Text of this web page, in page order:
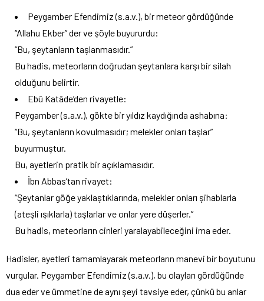
Peygamber Efendimiz (s.a.v.), bir meteor gördüğünde
“Allahu Ekber” der ve şöyle buyururdu:
“Bu, şeytanların taşlanmasıdır.”
Bu hadis, meteorların doğrudan şeytanlara karşı bir silah
olduğunu belirtir.
Ebû Katâde’den rivayetle:
Peygamber (s.a.v.), gökte bir yıldız kaydığında ashabına:
“Bu, şeytanların kovulmasıdır; melekler onları taşlar”
buyurmuştur.
Bu, ayetlerin pratik bir açıklamasıdır.
İbn Abbas’tan rivayet:
“Şeytanlar göğe yaklaştıklarında, melekler onları şihablarla
(ateşli ışıklarla) taşlarlar ve onlar yere düşerler.”
Bu hadis, meteorların cinleri yaralayabileceğini ima eder.
Hadisler, ayetleri tamamlayarak meteorların manevi bir boyutunu
vurgular. Peygamber Efendimiz (s.a.v.), bu olayları gördüğünde
dua eder ve ümmetine de aynı şeyi tavsiye eder, çünkü bu anlar